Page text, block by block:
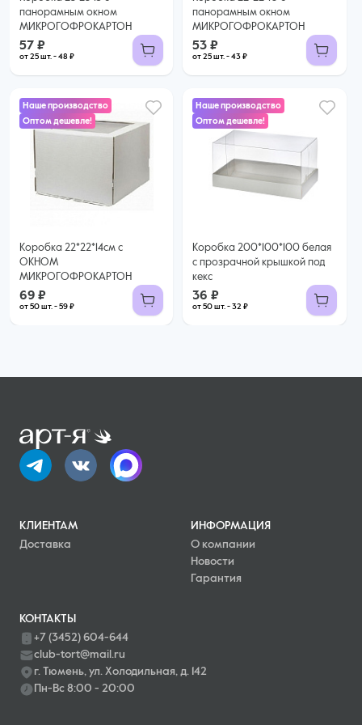
панорамным окном
МИКРОГОФРОКАРТОН
57 ₽
от 25 шт. - 48 ₽
панорамным окном
МИКРОГОФРОКАРТОН
53 ₽
от 25 шт. - 43 ₽
Наше производство
Оптом дешевле!
Коробка 22*22*14см с
ОКНОМ
МИКРОГОФРОКАРТОН
69 ₽
от 50 шт. - 59 ₽
59 ₽ за шт. при заказе от 50 шт.
Купить оптом
Наше производство
Оптом дешевле!
Коробка 200*100*100 белая
с прозрачной крышкой под
кекс
36 ₽
от 50 шт. - 32 ₽
36 ₽
32 ₽ за шт. при заказе от 50 шт.
Купить оптом
КЛИЕНТАМ
Доставка
ИНФОРМАЦИЯ
О компании
Новости
Гарантия
КОНТАКТЫ
+7 (3452) 604-644
club-tort@mail.ru
г. Тюмень, ул. Холодильная, д. 142
Пн-Вс 8:00 - 20:00